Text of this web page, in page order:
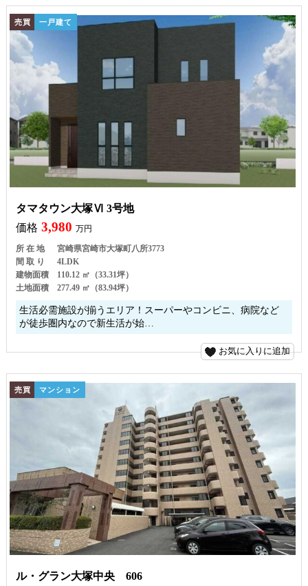
売買 一戸建て
タマタウン大塚Ⅵ 3号地
価格 3,980 万円
所 在 地
宮崎県宮崎市大塚町八所3773
間 取 り
4LDK
建物面積
110.12 ㎡（33.31坪）
土地面積
277.49 ㎡（83.94坪）
生活必需施設が揃うエリア！スーパーやコンビニ、病院など
が徒歩圏内なので新生活が始…
お気に入りに追加
売買 マンション
ル・グラン大塚中央 606